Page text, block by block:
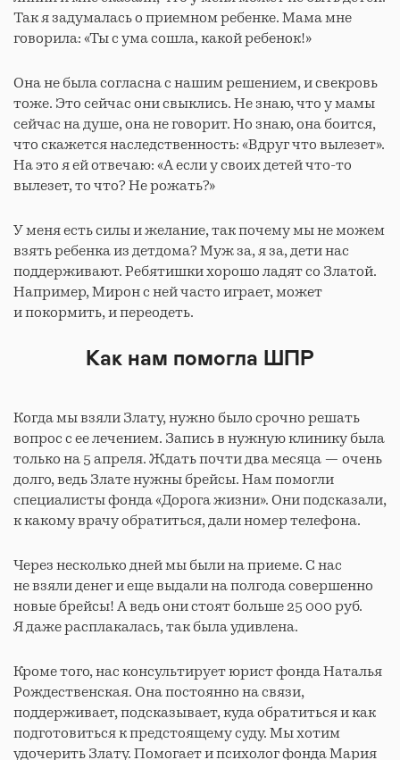
Так я задумалась о приемном ребенке. Мама мне
говорила: «Ты с ума сошла, какой ребенок!»
Она не была согласна с нашим решением, и свекровь
тоже. Это сейчас они свыклись. Не знаю, что у мамы
сейчас на душе, она не говорит. Но знаю, она боится,
что скажется наследственность: «Вдруг что вылезет».
На это я ей отвечаю: «А если у своих детей что-то
вылезет, то что? Не рожать?»
У меня есть силы и желание, так почему мы не можем
взять ребенка из детдома? Муж за, я за, дети нас
поддерживают. Ребятишки хорошо ладят со Златой.
Например, Мирон с ней часто играет, может
и покормить, и переодеть.
Как нам помогла ШПР
Когда мы взяли Злату, нужно было срочно решать
вопрос с ее лечением. Запись в нужную клинику была
только на 5 апреля. Ждать почти два месяца — очень
долго, ведь Злате нужны брейсы. Нам помогли
специалисты фонда «Дорога жизни». Они подсказали,
к какому врачу обратиться, дали номер телефона.
Через несколько дней мы были на приеме. С нас
не взяли денег и еще выдали на полгода совершенно
новые брейсы! А ведь они стоят больше 25 000 руб.
Я даже расплакалась, так была удивлена.
Кроме того, нас консультирует юрист фонда Наталья
Рождественская. Она постоянно на связи,
поддерживает, подсказывает, куда обратиться и как
подготовиться к предстоящему суду. Мы хотим
удочерить Злату. Помогает и психолог фонда Мария